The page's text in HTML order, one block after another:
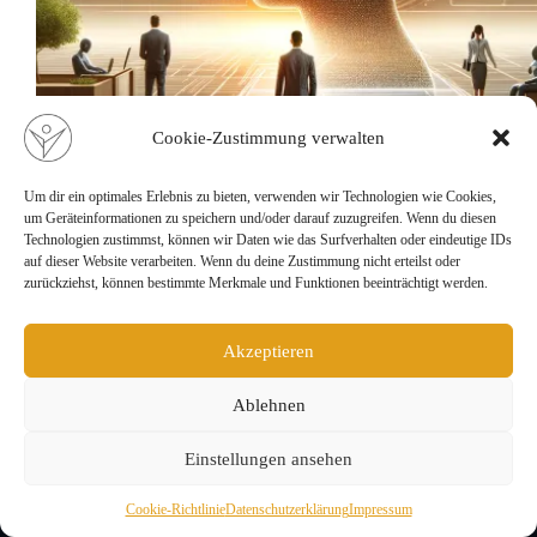
Cookie-Zustimmung verwalten
Um dir ein optimales Erlebnis zu bieten, verwenden wir Technologien wie Cookies,
um Geräteinformationen zu speichern und/oder darauf zuzugreifen. Wenn du diesen
Technologien zustimmst, können wir Daten wie das Surfverhalten oder eindeutige IDs
auf dieser Website verarbeiten. Wenn du deine Zustimmung nicht erteilst oder
zurückziehst, können bestimmte Merkmale und Funktionen beeinträchtigt werden.
Akzeptieren
Ablehnen
Einstellungen ansehen
Cookie-RichtlinieDatenschutzerklärungImpressum
Ethik der KI in der Führung: Leitfaden und Grundprinzipien.
Ein praxisnaher Leitfaden zur Entwicklung ethischer KI-
Systeme in Unternehmen. Erfahren Sie die Grundprinzipien,
Umsetzung ethischer KI-Prinzipien.
14. Mai 2024